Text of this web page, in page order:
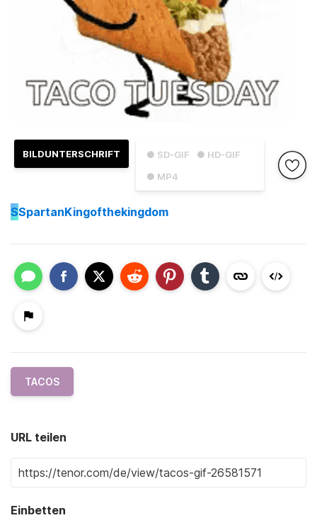
● SD-GIF
● HD-GIF
● MP4
BILDUNTERSCHRIFT
SSpartanKingofthekingdom
TACOS
URL teilen
Einbetten